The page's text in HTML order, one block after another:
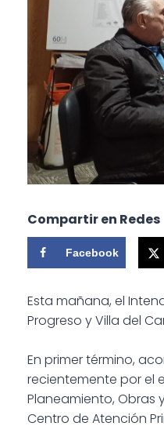
Compartir en Redes
Facebook
Esta mañana, el
Progreso y Villa del
En primer término,
recientemente por el
Planeamiento, Obras
Centro de Atención